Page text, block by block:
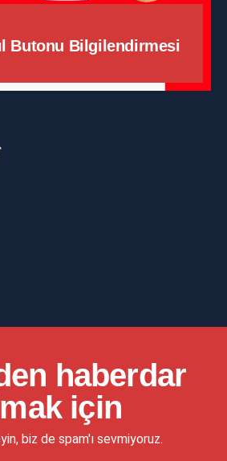
Butonu Bilgilendirmesi
haberdar
için
biz de spam'ı sevmiyoruz.